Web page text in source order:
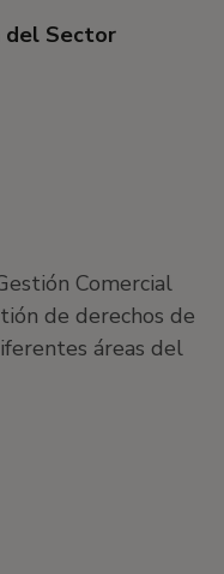
del Sector
Comercial
de derechos de
áreas del